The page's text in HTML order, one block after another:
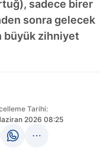
sadece birer
sonra gelecek
büyük zihniyet
Tarihi:
2026 08:25